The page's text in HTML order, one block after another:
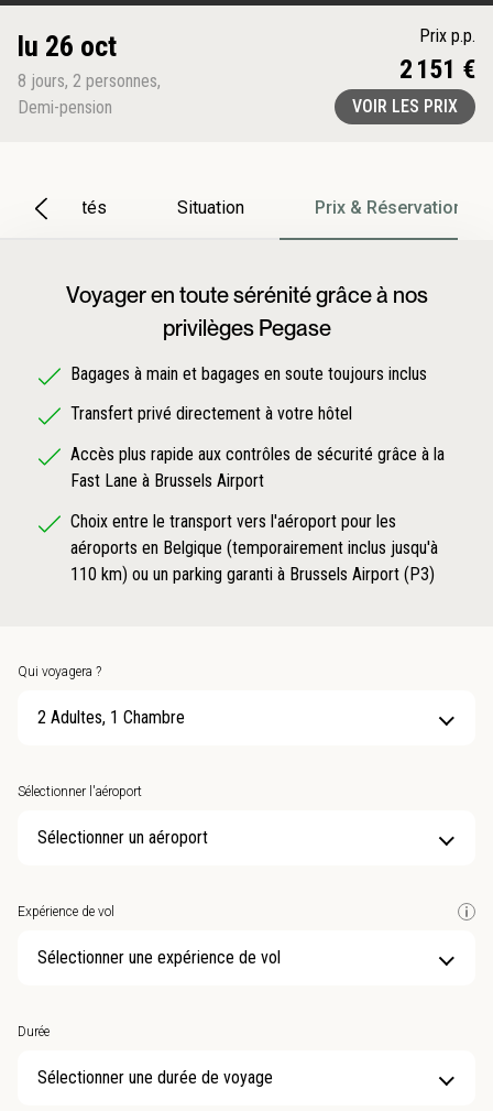
lu 26 oct
8 jours, 2 personnes,
Demi-pension
Prix p.p.
2 151 €
VOIR LES PRIX
Particularités Situation Prix & Réservation
Voyager en toute sérénité grâce à nos
privilèges Pegase
Bagages à main et bagages en soute toujours inclus
Transfert privé directement à votre hôtel
Accès plus rapide aux contrôles de sécurité grâce à la
Fast Lane à Brussels Airport
Choix entre le transport vers l'aéroport pour les
aéroports en Belgique (temporairement inclus jusqu'à
110 km) ou un parking garanti à Brussels Airport (P3)
Qui voyagera ?
2 Adultes, 1 Chambre
Sélectionner l'aéroport
Sélectionner un aéroport
Expérience de vol
Sélectionner une expérience de vol
Durée
Sélectionner une durée de voyage